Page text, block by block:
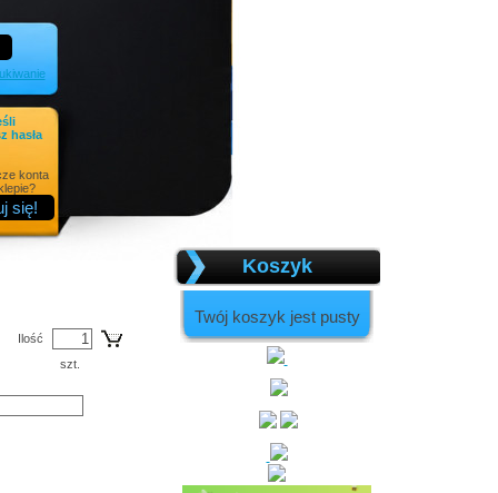
hasła
konta
Ilość
szt.
Koszyk
Twój koszyk jest pusty